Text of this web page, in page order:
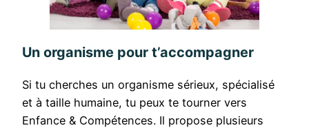
Un organisme pour t’accompagner
Si tu cherches un organisme sérieux, spécialisé
et à taille humaine, tu peux te tourner vers
Enfance & Compétences. Il propose plusieurs